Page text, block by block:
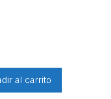
al carrito